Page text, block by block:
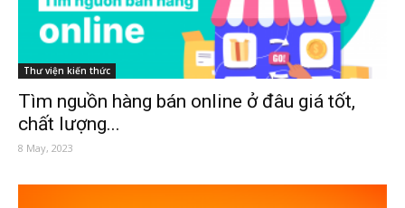
Thư viện kiến thức
Tìm nguồn hàng bán online ở đâu giá tốt,
chất lượng...
8 May, 2023